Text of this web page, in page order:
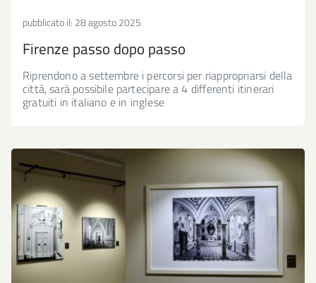
pubblicato il: 28 agosto 2025
Firenze passo dopo passo
Riprendono a settembre i percorsi per riappropriarsi della
città, sarà possibile partecipare a 4 differenti itinerari
gratuiti in italiano e in inglese